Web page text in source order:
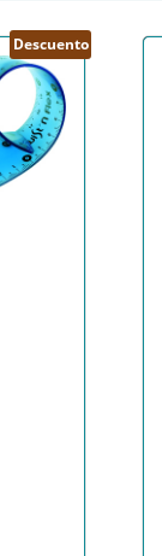
Descuento